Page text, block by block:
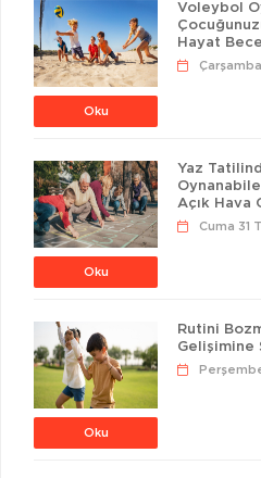
Oku
Voleybol
Hayat
Oku
Yaz
Açık Hava
Cuma 31
Oku
Rutini
Gelişimine